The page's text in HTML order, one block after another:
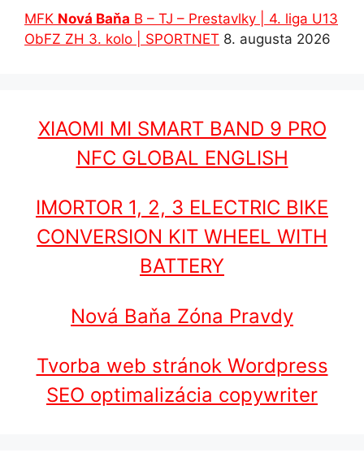
MFK Nová Baňa B – TJ – Prestavlky | 4. liga U13
ObFZ ZH 3. kolo | SPORTNET 8. augusta 2026
XIAOMI MI SMART BAND 9 PRO
NFC GLOBAL ENGLISH
IMORTOR 1, 2, 3 ELECTRIC BIKE
CONVERSION KIT WHEEL WITH
BATTERY
Nová Baňa Zóna Pravdy
Tvorba web stránok Wordpress
SEO optimalizácia copywriter